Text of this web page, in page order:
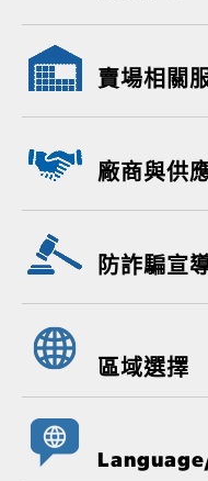
賣場相關
廠商與供
防詐騙宣
區域選擇